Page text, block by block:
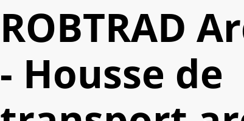
ROBTRAD
- Housse de